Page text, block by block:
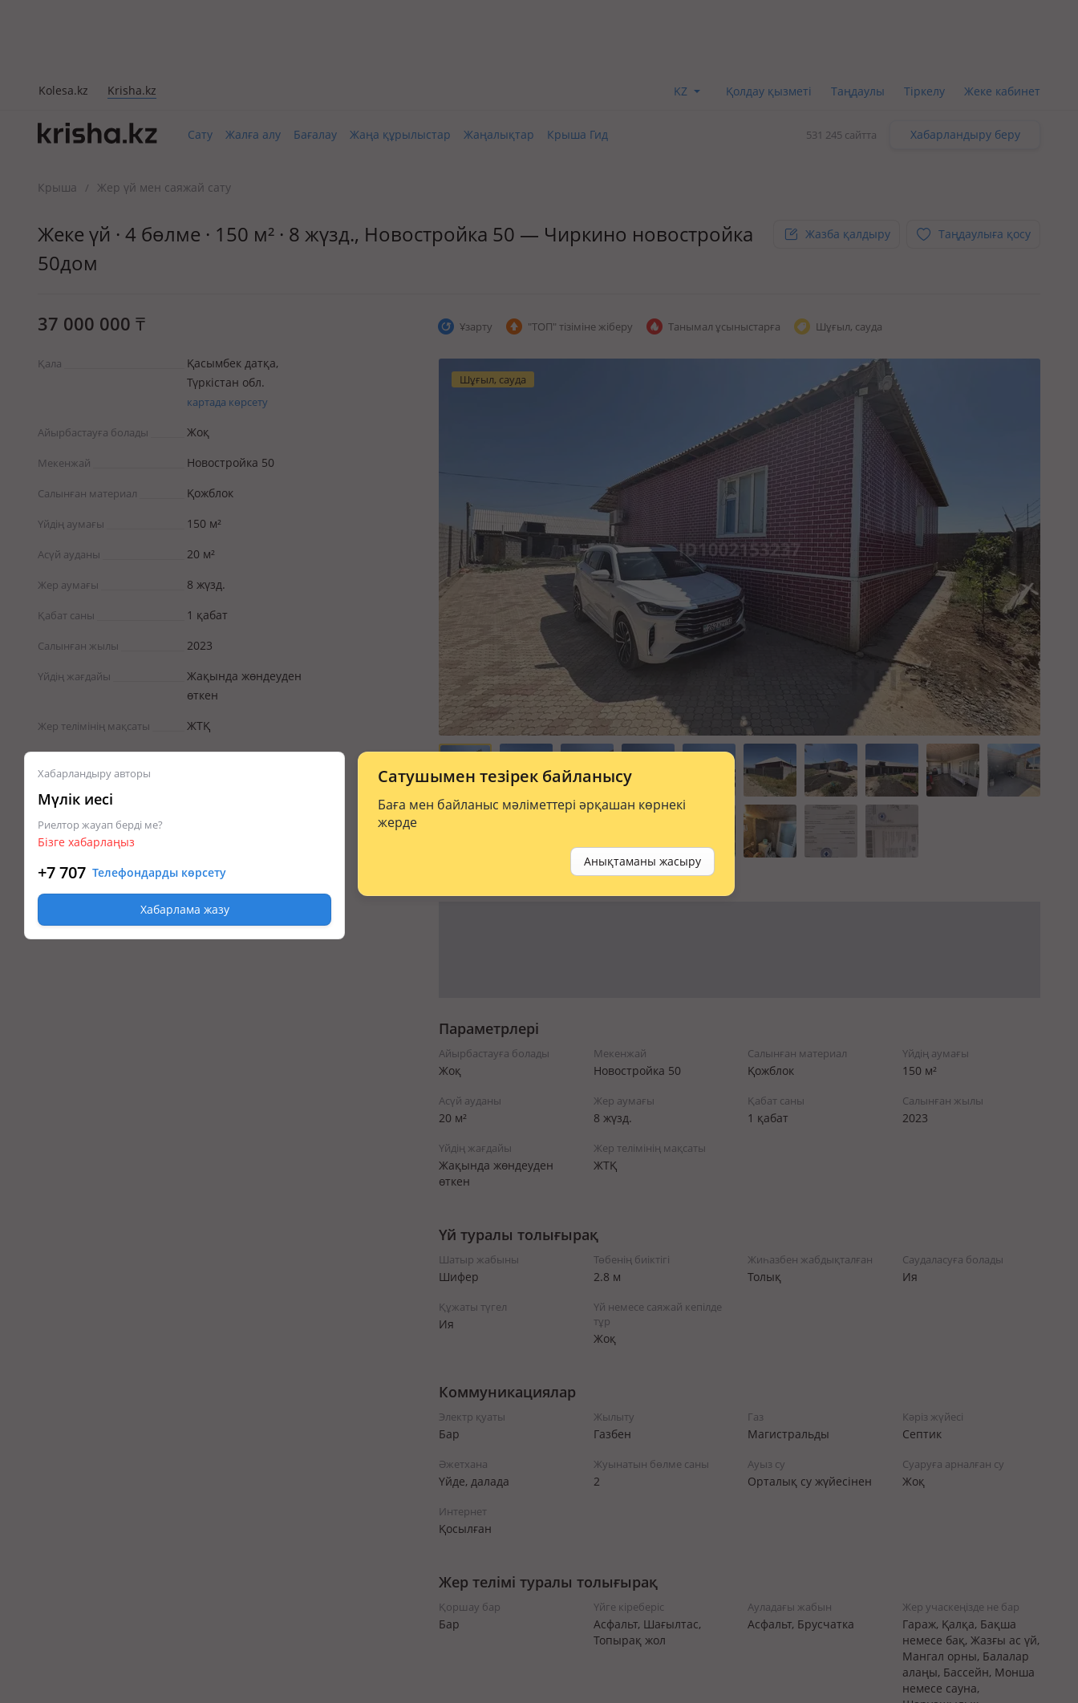
Kolesa.kz Krisha.kz KZ Қолдау қызметі Таңдаулы Тіркелу Жеке кабинет
Сату Жалға алу Бағалау Жаңа құрылыстар Жаңалықтар Крыша Гид 531 245 сайтта Хабарландыру беру
Крыша / Жер үй мен саяжай сату
Жеке үй · 4 бөлме · 150 м² · 8 жүзд., Новостройка 50 — Чиркино новостройка
50дом
Жазба қалдыру Таңдаулыға қосу
37 000 000 ₸
Қала
Қасымбек датқа,
Түркістан обл.
картада көрсету
Айырбастауға болады Жоқ
Мекенжай Новостройка 50
Салынған материал Қожблок
Үйдің аумағы 150 м²
Асүй ауданы 20 м²
Жер аумағы 8 жүзд.
Қабат саны 1 қабат
Салынған жылы 2023
Үйдің жағдайы
Жақында жөндеуден
өткен
Жер телімінің мақсаты ЖТҚ
Сатушымен тезірек байланысу
Баға мен байланыс мәліметтері әрқашан көрнекі
жерде
Анықтаманы жасыру
Хабарландыру авторы
Мүлік иесі
Риелтор жауап берді ме?
Бізге хабарлаңыз
+7 707 Телефондарды көрсету
Хабарлама жазу
Ұзарту "ТОП" тізіміне жіберу Танымал ұсыныстарға Шұғыл, сауда
Шұғыл, сауда
Параметрлері
Айырбастауға болады
Жоқ
Мекенжай
Новостройка 50
Салынған материал
Қожблок
Үйдің аумағы
150 м²
Асүй ауданы
20 м²
Жер аумағы
8 жүзд.
Қабат саны
1 қабат
Салынған жылы
2023
Үйдің жағдайы
Жақында жөндеуден
өткен
Жер телімінің мақсаты
ЖТҚ
Үй туралы толығырақ
Шатыр жабыны
Шифер
Төбенің биіктігі
2.8 м
Жиһазбен жабдықталған
Толық
Саудаласуға болады
Ия
Құжаты түгел
Ия
Үй немесе саяжай кепілде
тұр
Жоқ
Коммуникациялар
Электр қуаты
Бар
Жылыту
Газбен
Газ
Магистральды
Кәріз жүйесі
Септик
Әжетхана
Үйде, далада
Жуынатын бөлме саны
2
Ауыз су
Орталық су жүйесінен
Суаруға арналған су
Жоқ
Интернет
Қосылған
Жер телімі туралы толығырақ
Қоршау бар
Бар
Үйге кіреберіс
Асфальт, Шағылтас,
Топырақ жол
Ауладағы жабын
Асфальт, Брусчатка
Жер учаскеңізде не бар
Гараж, Қалқа, Бақша
немесе бақ, Жазғы ас үй,
Мангал орны, Балалар
алаңы, Бассейн, Монша
немесе сауна,